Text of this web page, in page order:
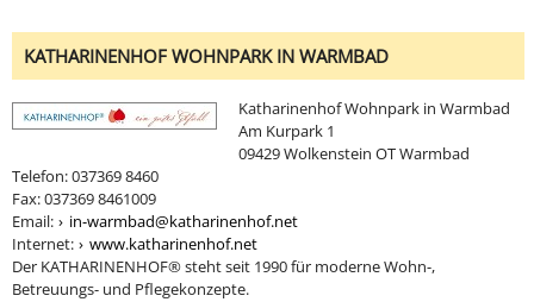
KATHARINENHOF WOHNPARK IN WARMBAD
Katharinenhof Wohnpark in Warmbad
Am Kurpark 1
09429 Wolkenstein OT Warmbad
Telefon: 037369 8460
Fax: 037369 8461009
Email:
in-warmbad@katharinenhof.net
Internet:
www.katharinenhof.net
Der KATHARINENHOF® steht seit 1990 für moderne Wohn-,
Betreuungs- und Pflegekonzepte.